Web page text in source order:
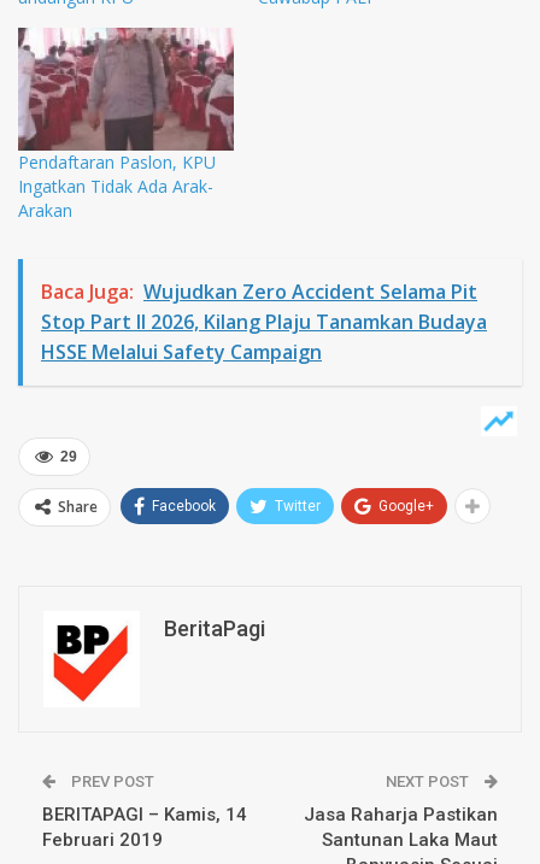
Pendaftaran Paslon, KPU
Ingatkan Tidak Ada Arak-
Arakan
Baca Juga: Wujudkan Zero Accident Selama Pit
Stop Part II 2026, Kilang Plaju Tanamkan Budaya
HSSE Melalui Safety Campaign
29
Share Facebook Twitter Google+
BeritaPagi
PREV POST
BERITAPAGI – Kamis, 14
Februari 2019
NEXT POST
Jasa Raharja Pastikan
Santunan Laka Maut